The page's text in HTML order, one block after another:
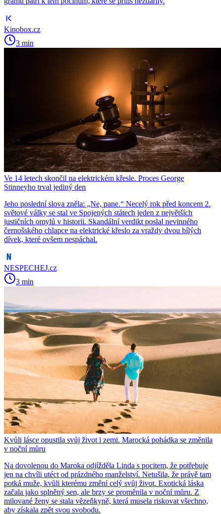
Kinobox.cz
3 min
Ve 14 letech skončil na elektrickém křesle. Proces George
Stinneyho trval jediný den
Jeho poslední slova zněla: „Ne, pane.“ Necelý rok před koncem 2.
světové války se stal ve Spojených státech jeden z největších
justičních omylů v historii. Skandální verdikt poslal nevinného
černošského chlapce na elektrické křeslo za vraždy dvou bílých
dívek, které ovšem nespáchal.
NESPECHEJ.cz
3 min
Kvůli lásce opustila svůj život i zemi. Marocká pohádka se změnila
v noční můru
Na dovolenou do Maroka odjížděla Linda s pocitem, že potřebuje
jen na chvíli utéct od prázdného manželství. Netušila, že právě tam
potká muže, kvůli kterému změní celý svůj život. Exotická láska
začala jako splněný sen, ale brzy se proměnila v noční můru. Z
milované ženy se stala vězeňkyně, která musela riskovat všechno,
aby získala zpět svou svobodu.